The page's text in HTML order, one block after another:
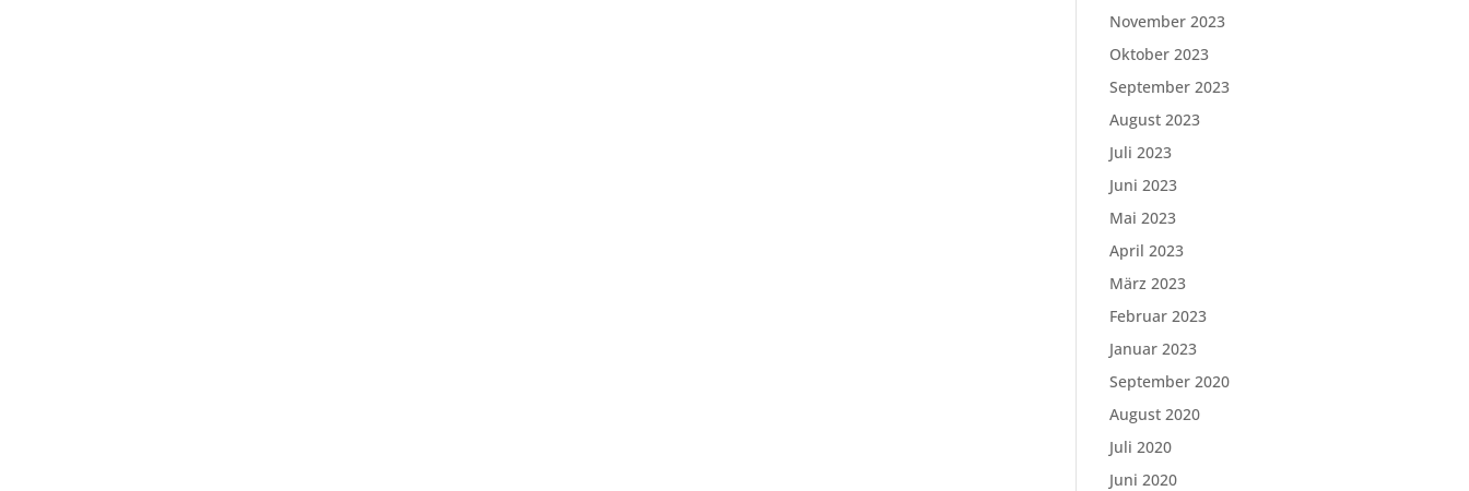
November 2023
Oktober 2023
September 2023
August 2023
Juli 2023
Juni 2023
Mai 2023
April 2023
März 2023
Februar 2023
Januar 2023
September 2020
August 2020
Juli 2020
Juni 2020